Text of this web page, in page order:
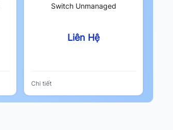
Switch Unmanaged
Liên Hệ
Chi tiết